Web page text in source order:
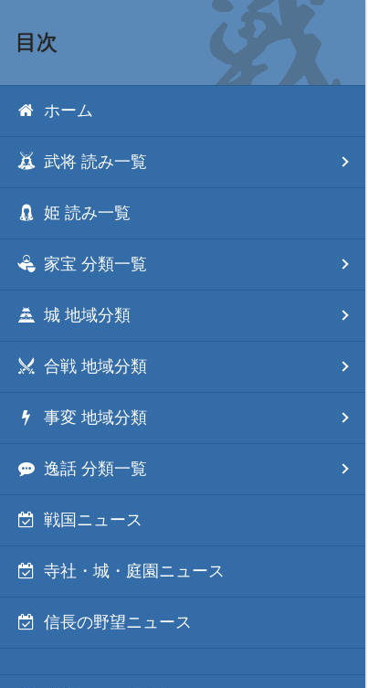
目次
ホーム
武将 読み一覧
姫 読み一覧
家宝 分類一覧
城 地域分類
合戦 地域分類
事変 地域分類
逸話 分類一覧
戦国ニュース
寺社・城・庭園ニュース
信長の野望ニュース